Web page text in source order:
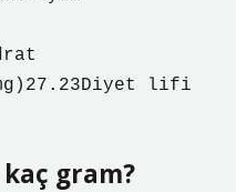
lifi
gram?